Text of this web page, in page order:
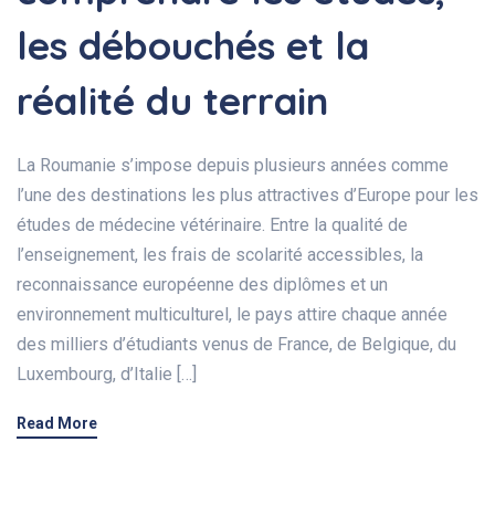
les débouchés et la
réalité du terrain
La Roumanie s’impose depuis plusieurs années comme
l’une des destinations les plus attractives d’Europe pour les
études de médecine vétérinaire. Entre la qualité de
l’enseignement, les frais de scolarité accessibles, la
reconnaissance européenne des diplômes et un
environnement multiculturel, le pays attire chaque année
des milliers d’étudiants venus de France, de Belgique, du
Luxembourg, d’Italie […]
Read More